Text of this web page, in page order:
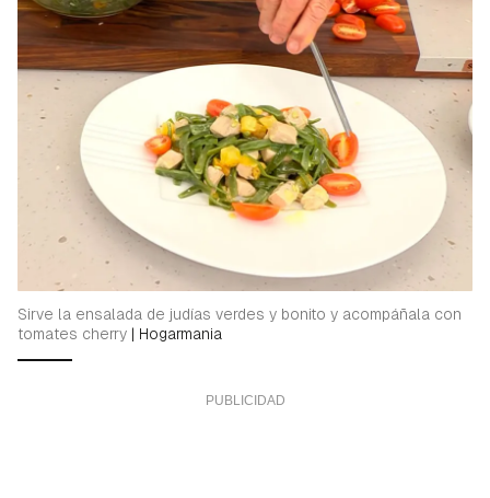
Sirve la ensalada de judías verdes y bonito y acompáñala con
tomates cherry | Hogarmania